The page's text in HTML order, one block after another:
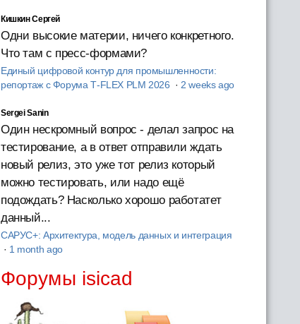
Кишкин Сергей
Одни высокие материи, ничего конкретного.
Что там с пресс-формами?
Единый цифровой контур для промышленности:
репортаж с Форума T‑FLEX PLM 2026 · 2 weeks ago
Sergei Sanin
Один нескромный вопрос - делал запрос на
тестирование, а в ответ отправили ждать
новый релиз, это уже тот релиз который
можно тестировать, или надо ещё
подождать? Насколько хорошо работатет
данный...
САРУС+: Архитектура, модель данных и интеграция
· 1 month ago
Форумы isicad